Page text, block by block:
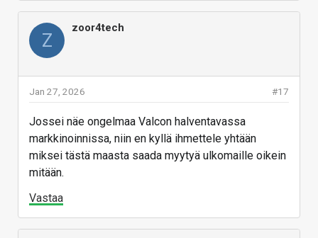
Z
zoor4tech
#17
Jan 27, 2026
Jossei näe ongelmaa Valcon halventavassa
markkinoinnissa, niin en kyllä ihmettele yhtään
miksei tästä maasta saada myytyä ulkomaille oikein
mitään.
Vastaa